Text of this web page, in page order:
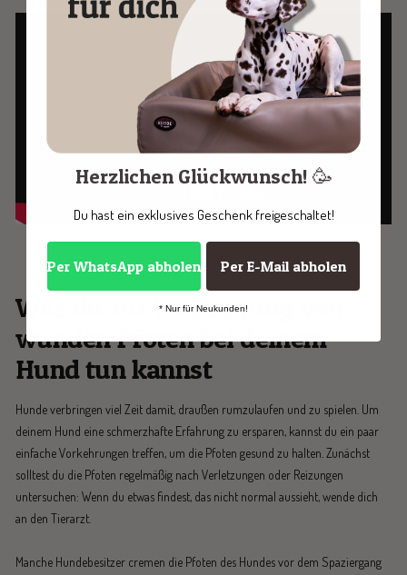
Was du zur Vorbeugung von
wunden Pfoten bei deinem
Hund tun kannst
Hunde verbringen viel Zeit damit, draußen rumzulaufen und zu spielen. Um
deinem Hund eine schmerzhafte Erfahrung zu ersparen, kannst du ein paar
einfache Vorkehrungen treffen, um die Pfoten gesund zu halten. Zunächst
solltest du die Pfoten regelmäßig nach Verletzungen oder Reizungen
untersuchen: Wenn du etwas findest, das nicht normal aussieht, wende dich
an den Tierarzt.
Manche Hundebesitzer cremen die Pfoten des Hundes vor dem Spaziergang
Herzlichen Glückwunsch! 🥳
Du hast ein exklusives Geschenk freigeschaltet!
Per WhatsApp abholen Per E-Mail abholen
* Nur für Neukunden!